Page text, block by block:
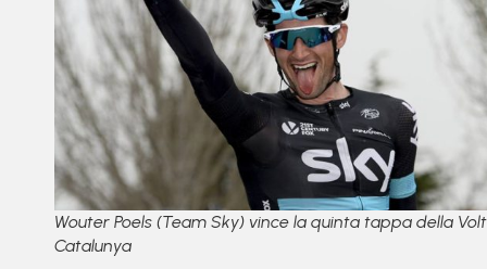
Wouter Poels (Team Sky) vince la quinta tappa della
Catalunya